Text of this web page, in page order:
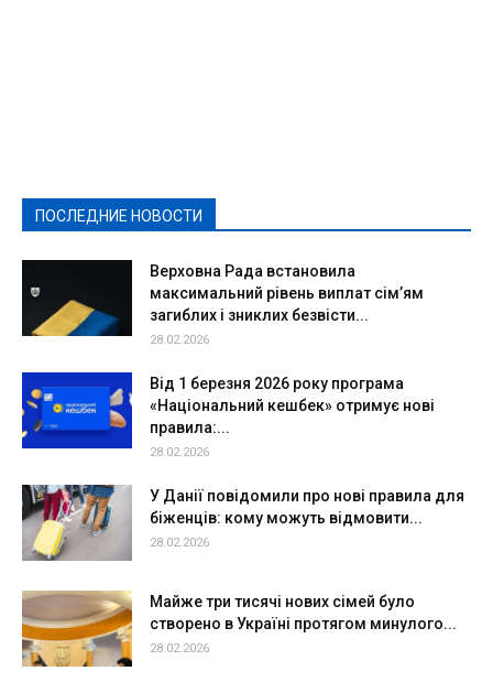
ПОСЛЕДНИЕ НОВОСТИ
Верховна Рада встановила
максимальний рівень виплат сім’ям
загиблих і зниклих безвісти...
28.02.2026
Від 1 березня 2026 року програма
«Національний кешбек» отримує нові
правила:...
28.02.2026
У Данії повідомили про нові правила для
біженців: кому можуть відмовити...
28.02.2026
Майже три тисячі нових сімей було
створено в Україні протягом минулого...
28.02.2026